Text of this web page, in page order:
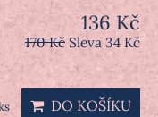
136 Kč
170 Kč Sleva 34 Kč
DO KOŠÍKU